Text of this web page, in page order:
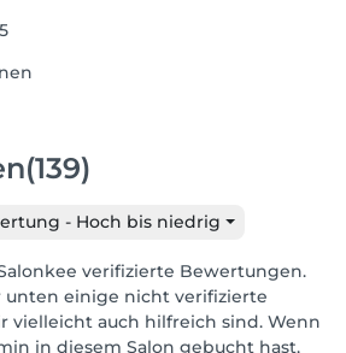
(139)
- Hoch bis niedrig
verifizierte Bewertungen.
unten einige nicht verifizierte
vielleicht auch hilfreich sind. Wenn
in diesem Salon gebucht hast,